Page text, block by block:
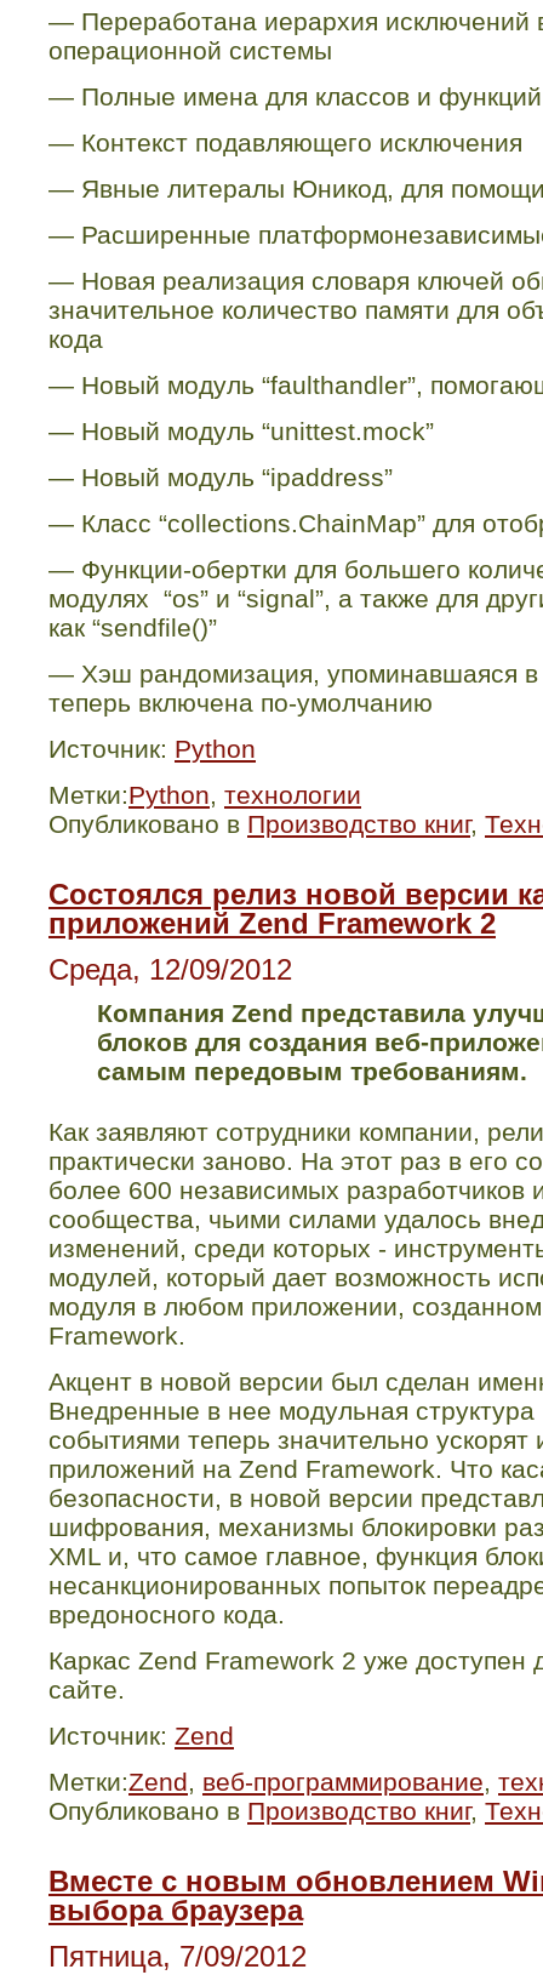
— Переработана иерархия исключений
операционной системы
— Полные имена для классов и функций
— Контекст подавляющего исключения
— Явные литералы Юникод, для
— Расширенные
— Новая реализация словаря ключей
значительное количество памяти для
кода
— Новый модуль “faulthandler”,
— Новый модуль “unittest.mock”
— Новый модуль “ipaddress”
— Класс “collections.ChainMap” для
— Функции-обертки для большего
модулях “os” и “signal”, а также для
как “sendfile()”
— Хэш рандомизация, упоминавшаяся
теперь включена по-умолчанию
Источник: Python
Метки:Python, технологии
Опубликовано в Производство книг,
Состоялся релиз новой версии
приложений Zend Framework 2
Среда, 12/09/2012
Компания Zend представила
блоков для создания веб-
самым передовым требованиям.
Как заявляют сотрудники компании,
практически заново. На этот раз в его
более 600 независимых разработчиков
сообщества, чьими силами удалось
изменений, среди которых -
модулей, который дает возможность
модуля в любом приложении,
Framework.
Акцент в новой версии был сделан
Внедренные в нее модульная
событиями теперь значительно ускорят
приложений на Zend Framework. Что
безопасности, в новой версии
шифрования, механизмы блокировки
XML и, что самое главное, функция
несанкционированных попыток
вредоносного кода.
Каркас Zend Framework 2 уже доступен
сайте.
Источник: Zend
Метки:Zend, веб-программирование,
Опубликовано в Производство книг,
Вместе с новым обновлением
выбора браузера
Пятница, 7/09/2012